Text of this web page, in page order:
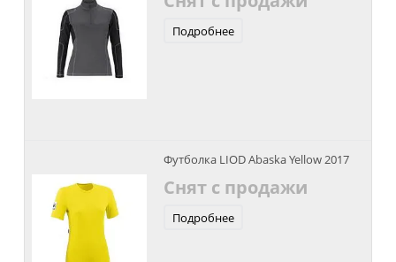
Подробнее
Футболка LIOD Abaska Yellow 2017
Снят с продажи
Подробнее